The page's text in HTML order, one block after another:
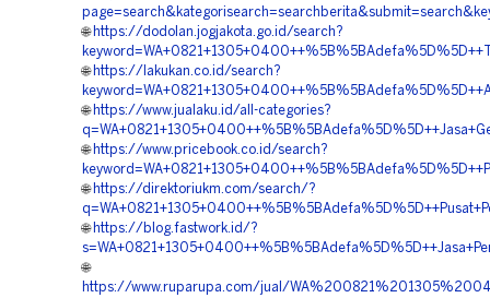
🌐 https://dodolan.jogjakota.go.id/search?
🌐 https://lakukan.co.id/search?
🌐 https://www.jualaku.id/all-categories?
🌐 https://www.pricebook.co.id/search?
🌐 https://direktoriukm.com/search/?
🌐 https://blog.fastwork.id/?
🌐
https://www.ruparupa.com/jual/